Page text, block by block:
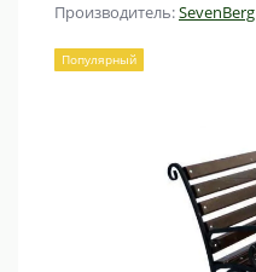
Производитель:SevenBerg
Популярный